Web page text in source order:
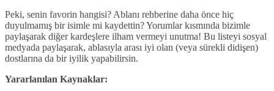
Peki, senin favorin hangisi? Ablanı rehberine daha önce hiç
duyulmamış bir isimle mi kaydettin? Yorumlar kısmında bizimle
paylaşarak diğer kardeşlere ilham vermeyi unutma! Bu listeyi sosyal
medyada paylaşarak, ablasıyla arası iyi olan (veya sürekli didişen)
dostlarına da bir iyilik yapabilirsin.
Yararlanılan Kaynaklar: